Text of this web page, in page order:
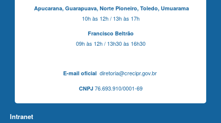
Apucarana, Guarapuava, Norte Pioneiro, Toledo, Umuarama
10h às 12h / 13h às 17h
Francisco Beltrão
09h às 12h / 13h30 às 16h30
E-mail oficialdiretoria@crecipr.gov.br
CNPJ76.693.910/0001-69
Intranet